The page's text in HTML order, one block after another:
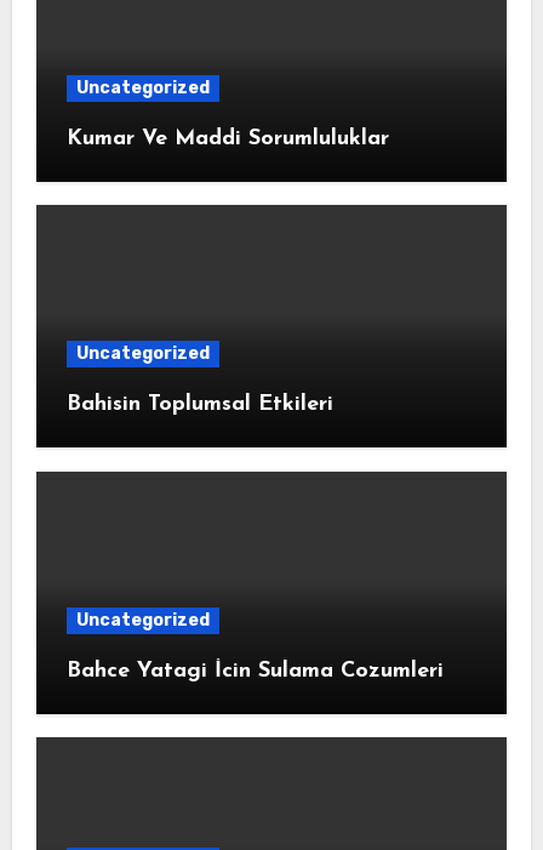
Uncategorized
Kumar Ve Maddi Sorumluluklar
Uncategorized
Bahisin Toplumsal Etkileri
Uncategorized
Bahce Yatagi İcin Sulama Cozumleri